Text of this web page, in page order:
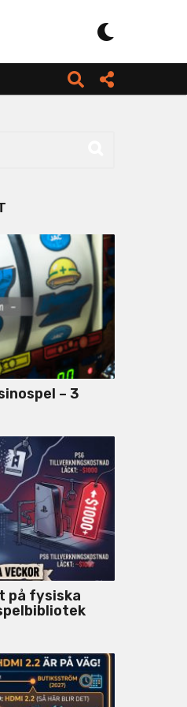
– 3
på fysiska